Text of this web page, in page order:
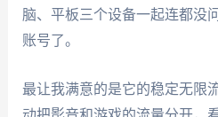
脑、平板三个设备一起连都没
账号了。
最让我满意的是它的稳定无限